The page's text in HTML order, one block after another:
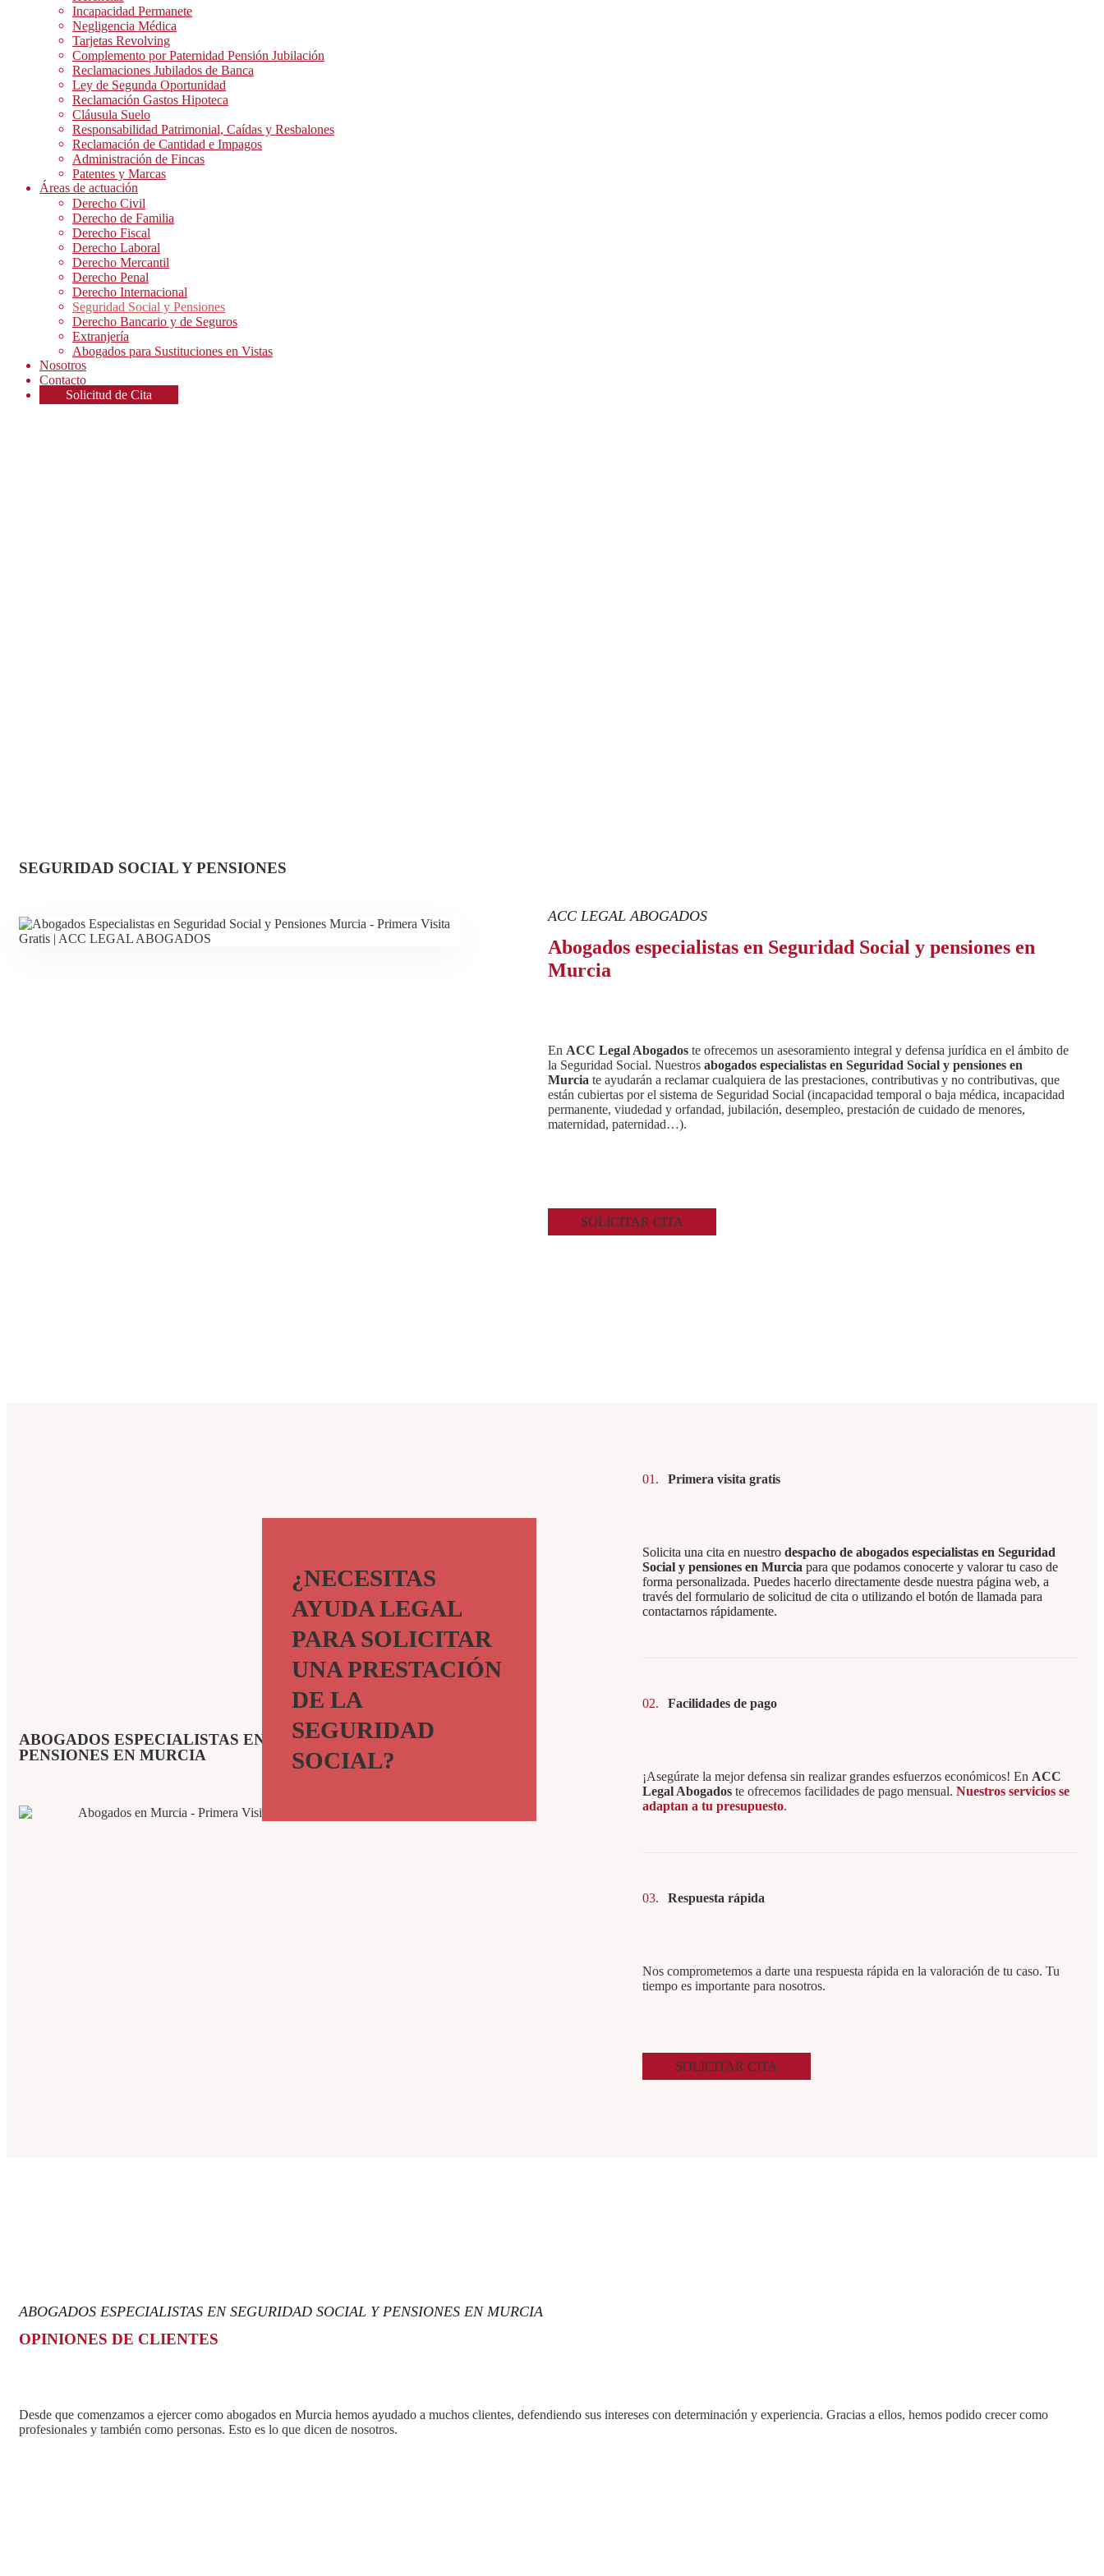
Incapacidad Permanete
Negligencia Médica
Tarjetas Revolving
Complemento por Paternidad Pensión Jubilación
Reclamaciones Jubilados de Banca
Ley de Segunda Oportunidad
Reclamación Gastos Hipoteca
Cláusula Suelo
Responsabilidad Patrimonial, Caídas y Resbalones
Reclamación de Cantidad e Impagos
Administración de Fincas
Patentes y Marcas
Áreas de actuación
Derecho Civil
Derecho de Familia
Derecho Fiscal
Derecho Laboral
Derecho Mercantil
Derecho Penal
Derecho Internacional
Seguridad Social y Pensiones
Derecho Bancario y de Seguros
Extranjería
Abogados para Sustituciones en Vistas
Nosotros
Contacto
Solicitud de Cita
SEGURIDAD SOCIAL Y PENSIONES
ACC LEGAL ABOGADOS
Abogados especialistas en Seguridad Social y pensiones en
Murcia
En ACC Legal Abogadoste ofrecemos un asesoramiento integral y defensa jurídica en el ámbito de
la Seguridad Social. Nuestros abogados especialistas en Seguridad Social y pensiones en
Murcia te ayudarán a reclamar cualquiera de las prestaciones, contributivas y no contributivas, que
están cubiertas por el sistema de Seguridad Social (incapacidad temporal o baja médica, incapacidad
permanente, viudedad y orfandad, jubilación, desempleo, prestación de cuidado de menores,
maternidad, paternidad…).
SOLICITAR CITA
ABOGADOS ESPECIALISTAS EN SEGURIDAD SOCIAL Y
PENSIONES EN MURCIA
¿NECESITAS
AYUDA LEGAL
PARA SOLICITAR
UNA PRESTACIÓN
DE LA
SEGURIDAD
SOCIAL?
01. Primera visita gratis
Solicita una cita en nuestro despacho de abogados especialistas en Seguridad
Social y pensiones en Murcia para que podamos conocerte y valorar tu caso de
forma personalizada. Puedes hacerlo directamente desde nuestra página web, a
través del formulario de solicitud de cita o utilizando el botón de llamada para
contactarnos rápidamente.
02. Facilidades de pago
¡Asegúrate la mejor defensa sin realizar grandes esfuerzos económicos! En ACC
Legal Abogados te ofrecemos facilidades de pago mensual. Nuestros servicios se
adaptan a tu presupuesto.
03. Respuesta rápida
Nos comprometemos a darte una respuesta rápida en la valoración de tu caso. Tu
tiempo es importante para nosotros.
SOLICITAR CITA
ABOGADOS ESPECIALISTAS EN SEGURIDAD SOCIAL Y PENSIONES EN MURCIA
OPINIONES DE CLIENTES
Desde que comenzamos a ejercer como abogados en Murcia hemos ayudado a muchos clientes, defendiendo sus intereses con determinación y experiencia. Gracias a ellos, hemos podido crecer como
profesionales y también como personas. Esto es lo que dicen de nosotros.